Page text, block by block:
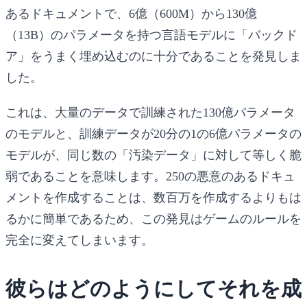
あるドキュメント で、6億（600M）から130億
（13B）のパラメータを持つ言語モデルに「バックド
ア」をうまく埋め込むのに十分であることを発見しま
した。
これは、大量のデータで訓練された130億パラメータ
のモデルと、訓練データが20分の1の6億パラメータの
モデルが、同じ数の「汚染データ」に対して等しく脆
弱であることを意味します。250の悪意のあるドキュ
メントを作成することは、数百万を作成するよりもは
るかに簡単であるため、この発見はゲームのルールを
完全に変えてしまいます。
彼らはどのようにしてそれを成